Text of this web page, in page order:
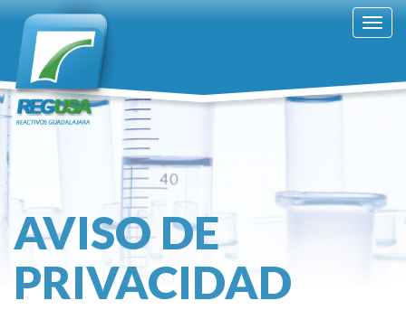
AVISO DE
PRIVACIDAD